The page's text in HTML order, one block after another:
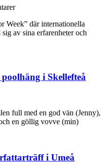
Week” där internationella
av sina erfarenheter och
i Skellefteå
full med en god vän (Jenny),
en göllig vovve (min)
i Umeå